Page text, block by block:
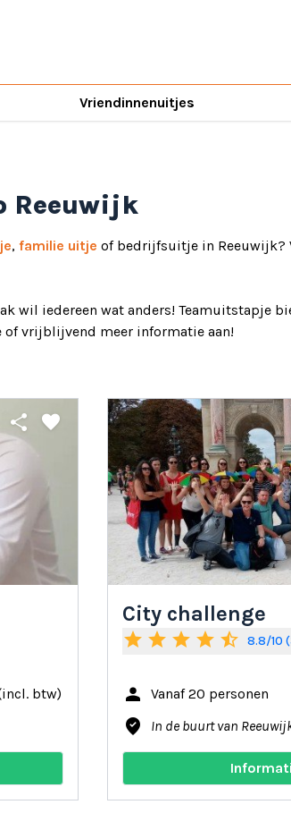
Vriendinnenuitjes
Reeuwijk
, familie uitje of bedrijfsuitje in Reeuwijk?
wil iedereen wat anders! Teamuitstapje
of vrijblijvend meer informatie aan!
share favorite
btw)
City challenge
star star star star star_half
person Vanaf 20 personen
where_to_vote In de buurt van